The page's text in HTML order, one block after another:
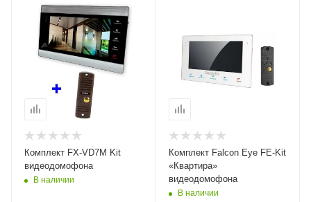
Комплект FX-VD7M Kit
видеодомофона
В наличии
Комплект Falcon Eye FE-Kit
«Квартира»
видеодомофона
В наличии